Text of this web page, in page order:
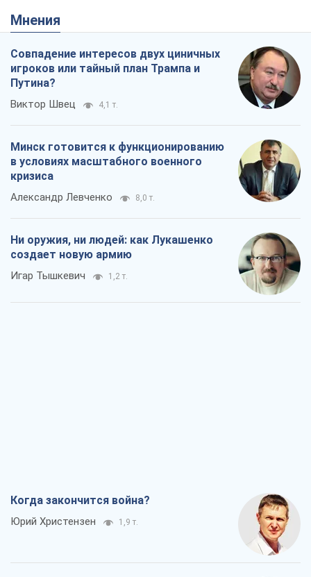
Мнения
Совпадение интересов двух циничных
игроков или тайный план Трампа и
Путина?
Виктор Швец 4,1 т.
Минск готовится к функционированию
в условиях масштабного военного
кризиса
Александр Левченко 8,0 т.
Ни оружия, ни людей: как Лукашенко
создает новую армию
Игар Тышкевич 1,2 т.
Когда закончится война?
Юрий Христензен 1,9 т.